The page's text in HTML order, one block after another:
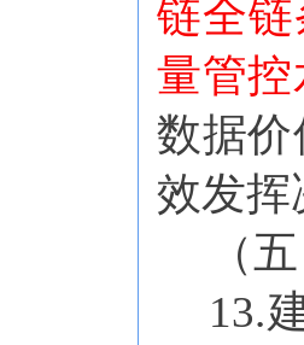
链全
量管
数据
效发挥
（
13.